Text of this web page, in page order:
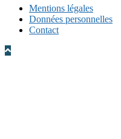
Mentions légales
Données personnelles
Contact